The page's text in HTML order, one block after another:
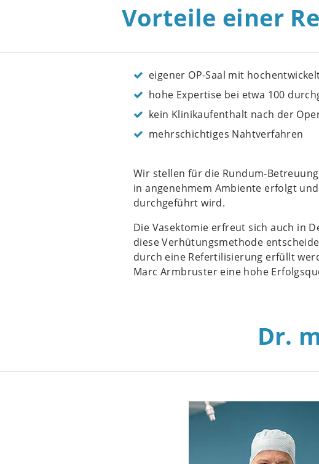
Vorteile einer
eigener OP-Saal mit
hohe Expertise bei etwa 100
kein Klinikaufenthalt nach der
mehrschichtiges Nahtverfahren
Wir stellen für die Rundum-
in angenehmem Ambiente erfolgt
durchgeführt wird.
Die Vasektomie erfreut sich auch in
diese Verhütungsmethode
durch eine Refertilisierung erfüllt
Marc Armbruster eine hohe
Dr.